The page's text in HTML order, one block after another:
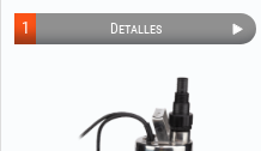
EvoSanitary®
Detalles
1